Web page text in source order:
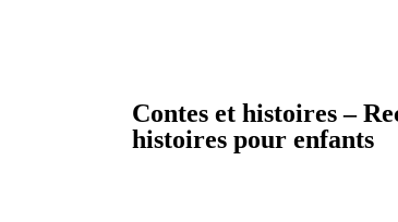
Contes et histoires –
histoires pour enfants